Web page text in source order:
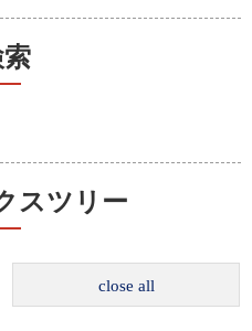
スツリー
close all